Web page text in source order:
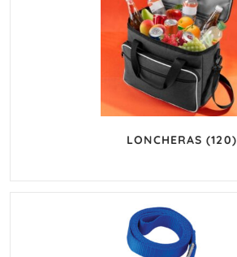
LONCHERAS(120)